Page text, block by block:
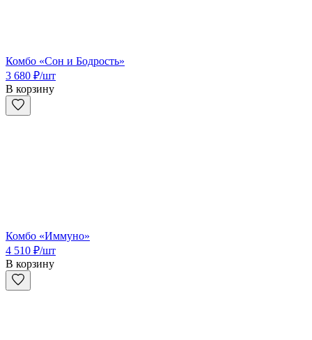
Комбо «Сон и Бодрость»
3 680 ₽/шт
В корзину
Комбо «Иммуно»
4 510 ₽/шт
В корзину